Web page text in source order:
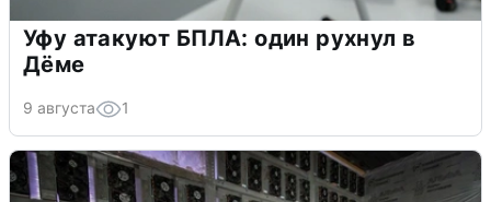
Уфу атакуют БПЛА: один рухнул в
Дёме
9 августа 1